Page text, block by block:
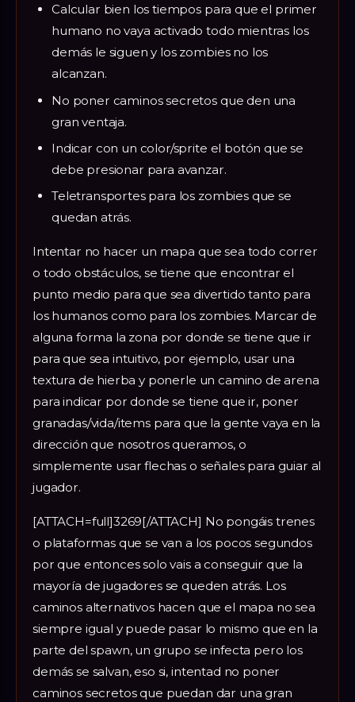
Calcular bien los tiempos para que el primer
humano no vaya activado todo mientras los
demás le siguen y los zombies no los
alcanzan.
No poner caminos secretos que den una
gran ventaja.
Indicar con un color/sprite el botón que se
debe presionar para avanzar.
Teletransportes para los zombies que se
quedan atrás.
Intentar no hacer un mapa que sea todo correr
o todo obstáculos, se tiene que encontrar el
punto medio para que sea divertido tanto para
los humanos como para los zombies. Marcar de
alguna forma la zona por donde se tiene que ir
para que sea intuitivo, por ejemplo, usar una
textura de hierba y ponerle un camino de arena
para indicar por donde se tiene que ir, poner
granadas/vida/items para que la gente vaya en la
dirección que nosotros queramos, o
simplemente usar flechas o señales para guiar al
jugador.
[ATTACH=full]3269[/ATTACH] No pongáis trenes
o plataformas que se van a los pocos segundos
por que entonces solo vais a conseguir que la
mayoría de jugadores se queden atrás. Los
caminos alternativos hacen que el mapa no sea
siempre igual y puede pasar lo mismo que en la
parte del spawn, un grupo se infecta pero los
demás se salvan, eso si, intentad no poner
caminos secretos que puedan dar una gran